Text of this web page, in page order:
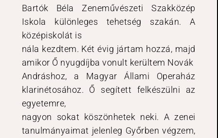
Bartók Béla Zeneművészeti Szakközép
Iskola különleges tehetség szakán. A
középiskolát is
nála kezdtem. Két évig jártam hozzá, majd
amikor Ő nyugdíjba vonult kerültem Novák
Andráshoz, a Magyar Állami Operaház
klarinétosához. Ő segített felkészülni az
egyetemre,
nagyon sokat köszönhetek neki. A zenei
tanulmányaimat jelenleg Győrben végzem,